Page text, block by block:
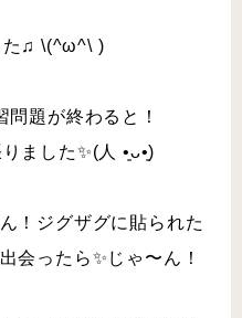
た♫ \(^ω^\ )
問題が終わると！
ました✨(人 •͈ᴗ•͈)
！ジグザグに貼られた
会ったら✨じゃ〜ん！